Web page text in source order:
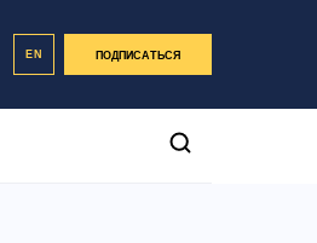
EN ПОДПИСАТЬСЯ